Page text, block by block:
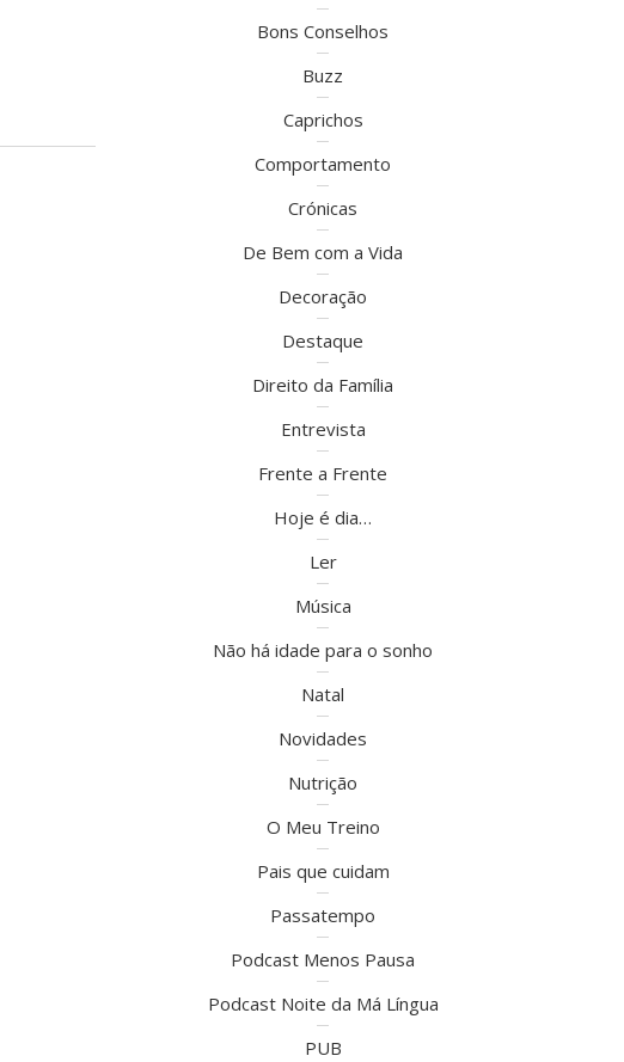
Bons Conselhos
Buzz
Caprichos
Comportamento
Crónicas
De Bem com a Vida
Decoração
Destaque
Direito da Família
Entrevista
Frente a Frente
Hoje é dia…
Ler
Música
Não há idade para o sonho
Natal
Novidades
Nutrição
O Meu Treino
Pais que cuidam
Passatempo
Podcast Menos Pausa
Podcast Noite da Má Língua
PUB